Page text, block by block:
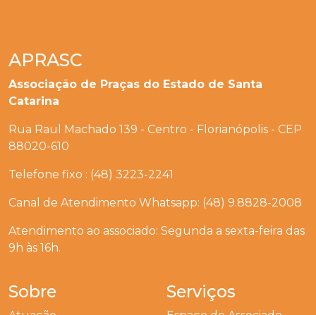
APRASC
Associação de Praças do Estado de Santa
Catarina
Rua Raul Machado 139 - Centro - Florianópolis - CEP
88020-610
Telefone fixo : (48) 3223-2241
Canal de Atendimento Whatsapp: (48) 9.8828-2008
Atendimento ao associado: Segunda a sexta-feira das
9h às 16h.
Sobre Serviços